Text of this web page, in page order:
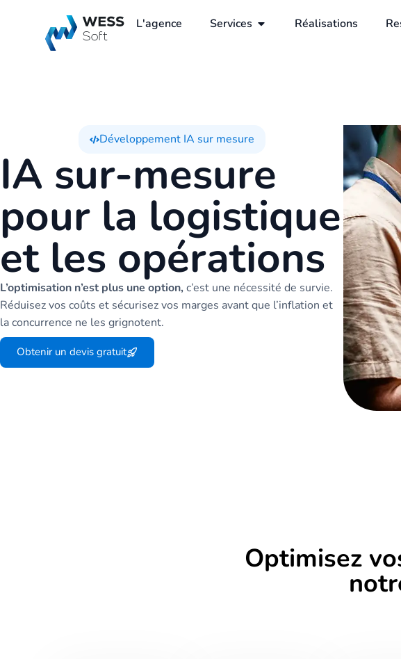
L'agence Services Réalisations
Développement IA sur mesure
IA sur-mesure
pour la logistique
et les opérations
L’optimisation n’est plus une option,c’est une nécessité de survie.
Réduisez vos coûts et sécurisez vos marges avant que l’inflation et
la concurrence ne les grignotent.
Obtenir un devis gratuit
Optimisez